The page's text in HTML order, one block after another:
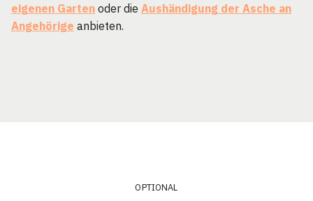
eigenen Garten oder die Aushändigung der Asche an
Angehörige anbieten.
OPTIONAL